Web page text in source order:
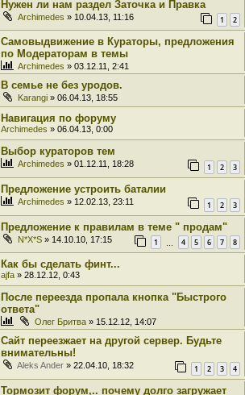
Нужен ли нам раздел Заточка и Правка
Archimedes » 10.04.13, 11:16 1 2
Самовыдвижение в Кураторы, предложения
по Модераторам в темы
Archimedes » 03.12.11, 2:41
В семье не без уродов.
Karangi » 06.04.13, 18:55
Навигация по форуму
Archimedes » 06.04.13, 0:00
Выбор кураторов тем
Archimedes » 01.12.11, 18:28 1 2 3
Предложение устроить баталии
Archimedes » 12.02.13, 23:11 1 2 3
Предложение к правилам в теме " продам"
N*X*S » 14.10.10, 17:15 1 4 5 6 7 8
Как бы сделать финт...
ajfa » 28.12.12, 0:43
После переезда пропала кнопка "Быстрого
ответа"
Олег Бритва » 15.12.12, 14:07
Сайт переезжает на другой сервер. Будьте
внимательны!
Aleks Ander » 22.04.10, 18:32 1 2 3 4
Тормозит форум,.. почему долго загружает